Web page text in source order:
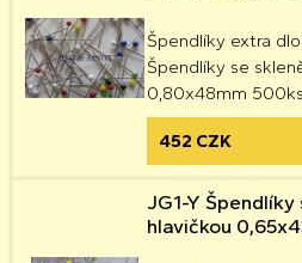
Špendlíky extra
Špendlíky se
0,80x48mm 500ks
452 CZK
JG1-Y
hlavičkou